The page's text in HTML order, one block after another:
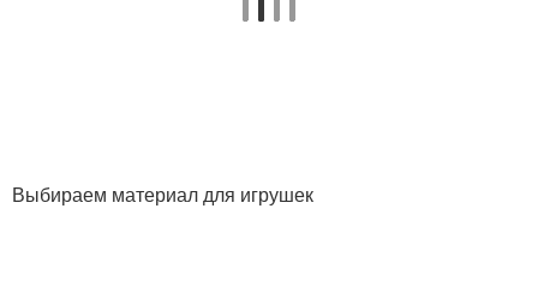
Выбираем материал для игрушек